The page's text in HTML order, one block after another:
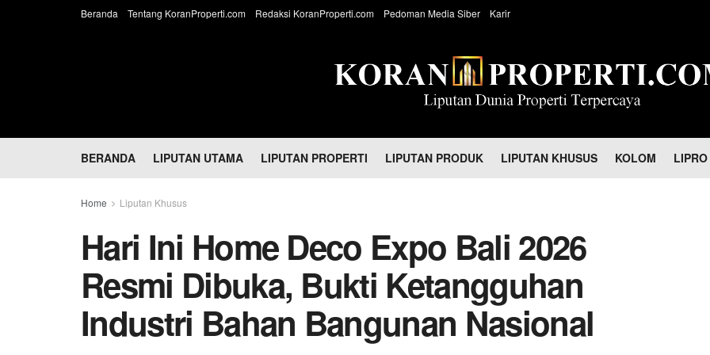
Beranda Tentang KoranProperti.com Redaksi KoranProperti.com Pedoman Media Siber Karir
BERANDA LIPUTAN UTAMA LIPUTAN PROPERTI LIPUTAN PRODUK LIPUTAN KHUSUS KOLOM
Home Liputan Khusus
Hari Ini Home Deco Expo Bali 2026
Resmi Dibuka, Bukti Ketangguhan
Industri Bahan Bangunan Nasional